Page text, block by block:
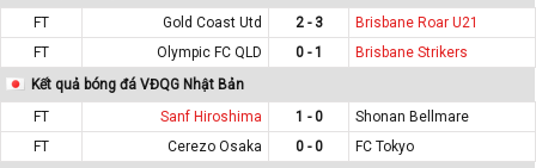
FT
Gold Coast Utd 2 - 3
Brisbane Roar U21
FT
Olympic FC QLD 0 - 1
Brisbane Strikers
Kết quả bóng đá VĐQG Nhật Bản
FT
Sanf Hiroshima 1 - 0
Shonan Bellmare
FT
Cerezo Osaka 0 - 0
FC Tokyo